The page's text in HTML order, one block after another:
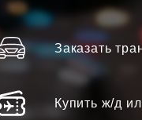
Заказать
Купить ж/д